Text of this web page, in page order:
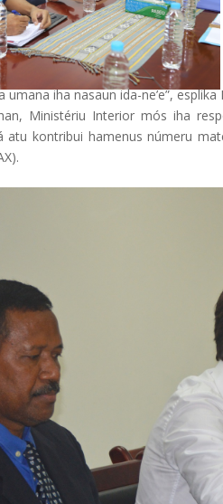
umana iha nasaun ida-ne’e”,
Ministériu Interior mós iha
atu kontribui hamenus númeru